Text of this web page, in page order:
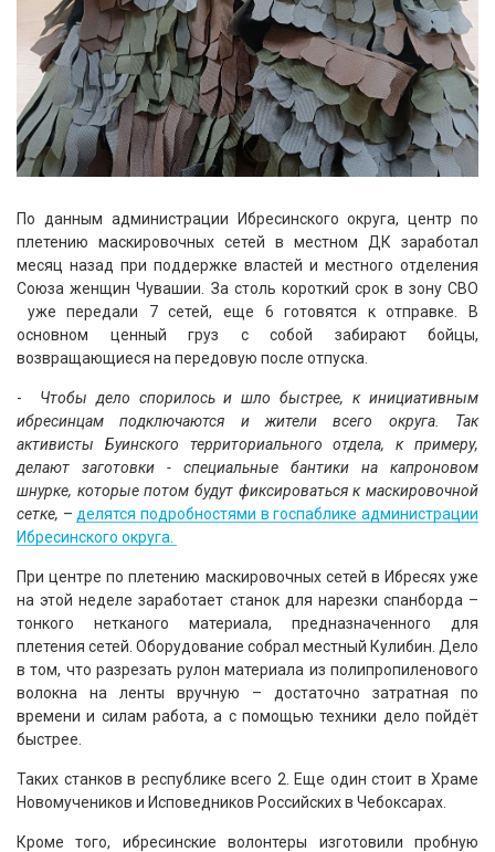
По данным администрации Ибресинского округа, центр по
плетению маскировочных сетей в местном ДК заработал
месяц назад при поддержке властей и местного отделения
Союза женщин Чувашии. За столь короткий срок в зону СВО
уже передали 7 сетей, еще 6 готовятся к отправке. В
основном ценный груз с собой забирают бойцы,
возвращающиеся на передовую после отпуска.
- Чтобы дело спорилось и шло быстрее, к инициативным
ибресинцам подключаются и жители всего округа. Так
активисты Буинского территориального отдела, к примеру,
делают заготовки - специальные бантики на капроновом
шнурке, которые потом будут фиксироваться к маскировочной
сетке, – делятся подробностями в госпаблике администрации
Ибресинского округа.
При центре по плетению маскировочных сетей в Ибресях уже
на этой неделе заработает станок для нарезки спанборда –
тонкого нетканого материала, предназначенного для
плетения сетей. Оборудование собрал местный Кулибин. Дело
в том, что разрезать рулон материала из полипропиленового
волокна на ленты вручную – достаточно затратная по
времени и силам работа, а с помощью техники дело пойдёт
быстрее.
Таких станков в республике всего 2. Еще один стоит в Храме
Новомучеников и Исповедников Российских в Чебоксарах.
Кроме того, ибресинские волонтеры изготовили пробную